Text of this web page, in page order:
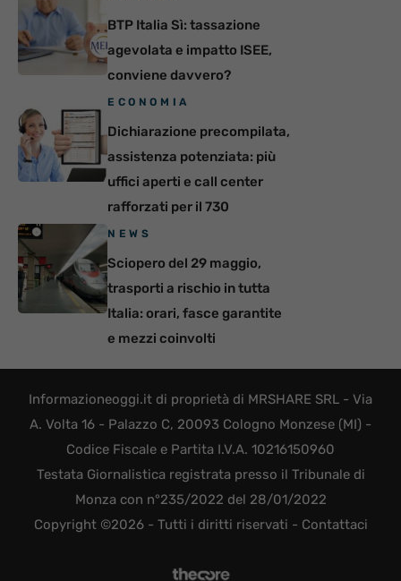
BTP Italia Sì: tassazione
agevolata e impatto ISEE,
conviene davvero?
ECONOMIA
Dichiarazione precompilata,
assistenza potenziata: più
uffici aperti e call center
rafforzati per il 730
NEWS
Sciopero del 29 maggio,
trasporti a rischio in tutta
Italia: orari, fasce garantite
e mezzi coinvolti
Informazioneoggi.it di proprietà di MRSHARE SRL - Via
A. Volta 16 - Palazzo C, 20093 Cologno Monzese (MI) -
Codice Fiscale e Partita I.V.A. 10216150960
Testata Giornalistica registrata presso il Tribunale di
Monza con n°235/2022 del 28/01/2022
Copyright ©2026 - Tutti i diritti riservati - Contattaci